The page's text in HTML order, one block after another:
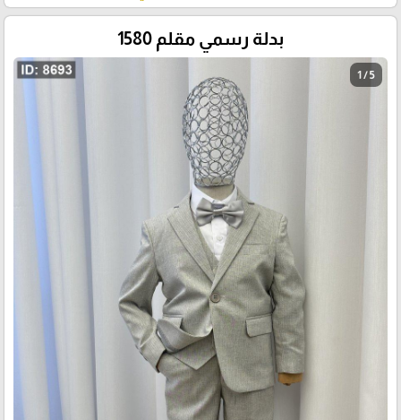
بدلة رسمي مقلم 1580
1 / 5